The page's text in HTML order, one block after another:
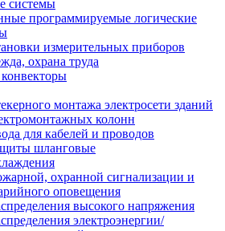
системы
программируемые логические
измерительных приборов
охрана труда
монтажа электросети зданий
колонн
для кабелей и проводов
шланговые
охранной сигнализации и
оповещения
высокого напряжения
электроэнергии/